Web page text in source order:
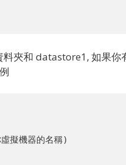
夾和 datastore1, 如果
擬機器的名稱)